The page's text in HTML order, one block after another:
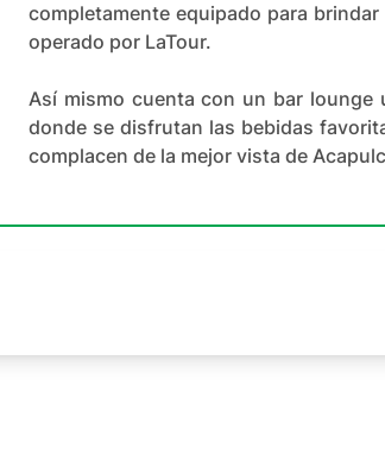
completamente equipado para
operado por LaTour.
Así mismo cuenta con un bar lounge
donde se disfrutan las bebidas
complacen de la mejor vista de